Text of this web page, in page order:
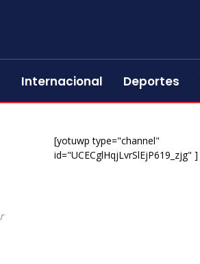
Internacional Deportes
[yotuwp type="channel"
id="UCECglHqjLvrSlEjP619_zjg" ]